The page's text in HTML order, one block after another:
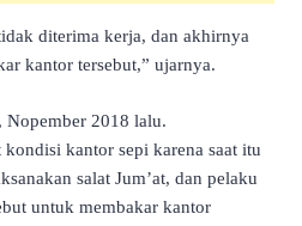
diterima kerja, dan akhirnya
kantor tersebut,” ujarnya.
Nopember 2018 lalu.
kantor sepi karena saat itu
salat Jum’at, dan pelaku
untuk membakar kantor